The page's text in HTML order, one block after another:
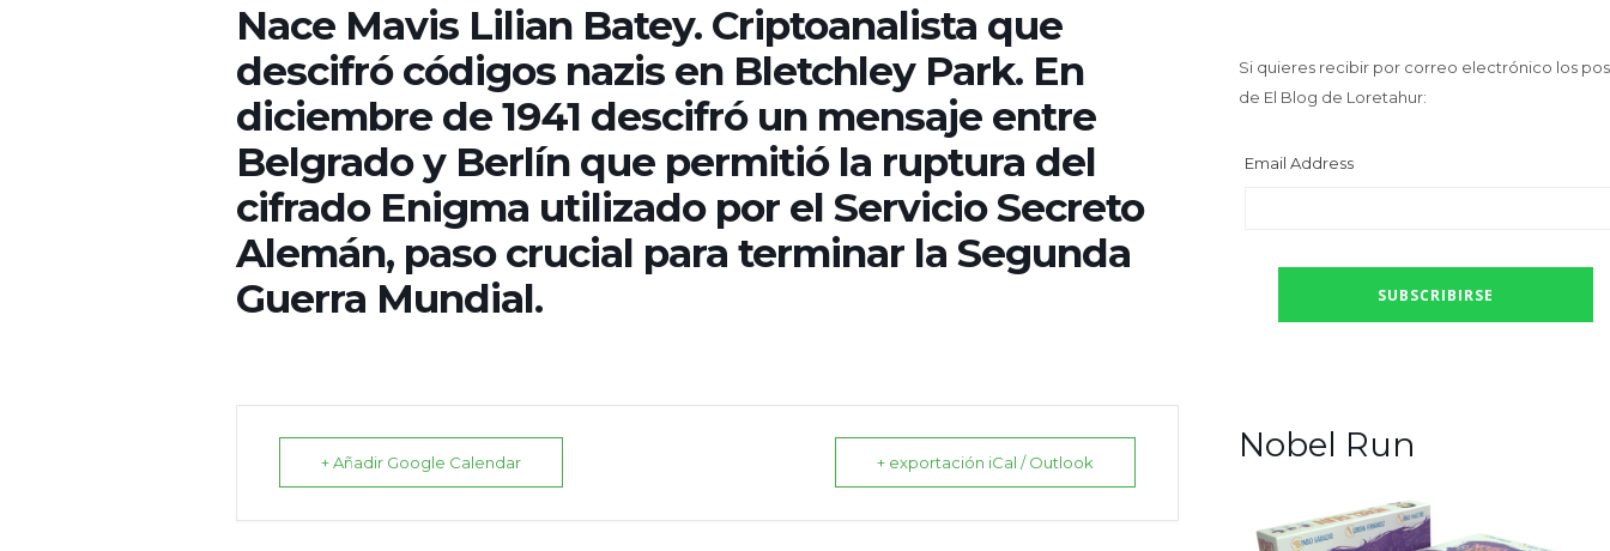
Nace Mavis Lilian Batey. Criptoanalista que
descifró códigos nazis en Bletchley Park. En
diciembre de 1941 descifró un mensaje entre
Belgrado y Berlín que permitió la ruptura del
cifrado Enigma utilizado por el Servicio Secreto
Alemán, paso crucial para terminar la Segunda
Guerra Mundial.
+ Añadir Google Calendar + exportación iCal / Outlook
Si quieres recibir por correo electrónico los
de El Blog de Loretahur:
Email Address
Nobel Run